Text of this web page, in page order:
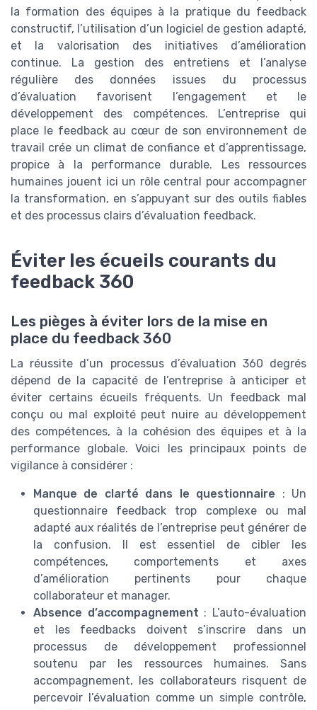
la formation des équipes à la pratique du feedback
constructif, l’utilisation d’un logiciel de gestion adapté,
et la valorisation des initiatives d’amélioration
continue. La gestion des entretiens et l’analyse
régulière des données issues du processus
d’évaluation favorisent l’engagement et le
développement des compétences. L’entreprise qui
place le feedback au cœur de son environnement de
travail crée un climat de confiance et d’apprentissage,
propice à la performance durable. Les ressources
humaines jouent ici un rôle central pour accompagner
la transformation, en s’appuyant sur des outils fiables
et des processus clairs d’évaluation feedback.
Éviter les écueils courants du
feedback 360
Les pièges à éviter lors de la mise en
place du feedback 360
La réussite d’un processus d’évaluation 360 degrés
dépend de la capacité de l’entreprise à anticiper et
éviter certains écueils fréquents. Un feedback mal
conçu ou mal exploité peut nuire au développement
des compétences, à la cohésion des équipes et à la
performance globale. Voici les principaux points de
vigilance à considérer :
Manque de clarté dans le questionnaire : Un
questionnaire feedback trop complexe ou mal
adapté aux réalités de l’entreprise peut générer de
la confusion. Il est essentiel de cibler les
compétences, comportements et axes
d’amélioration pertinents pour chaque
collaborateur et manager.
Absence d’accompagnement : L’auto-évaluation
et les feedbacks doivent s’inscrire dans un
processus de développement professionnel
soutenu par les ressources humaines. Sans
accompagnement, les collaborateurs risquent de
percevoir l’évaluation comme un simple contrôle,